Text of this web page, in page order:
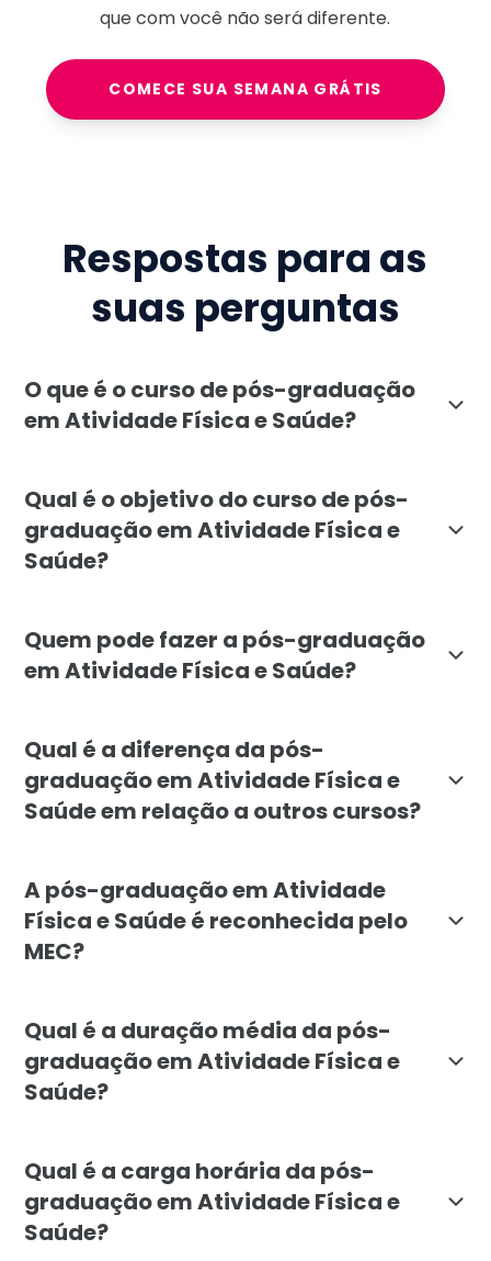
que com você não será diferente.
COMECE SUA SEMANA GRÁTIS
Respostas para as
suas perguntas
O que é o curso de pós-graduação
em Atividade Física e Saúde?
Qual é o objetivo do curso de pós-
graduação em Atividade Física e
Saúde?
Quem pode fazer a pós-graduação
em Atividade Física e Saúde?
Qual é a diferença da pós-
graduação em Atividade Física e
Saúde em relação a outros cursos?
A pós-graduação em Atividade
Física e Saúde é reconhecida pelo
MEC?
Qual é a duração média da pós-
graduação em Atividade Física e
Saúde?
Qual é a carga horária da pós-
graduação em Atividade Física e
Saúde?